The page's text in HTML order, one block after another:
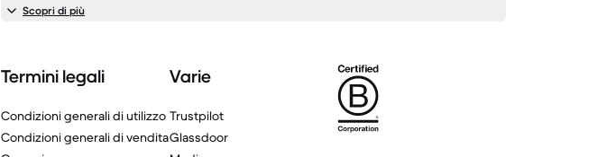
Scopri di più
Termini legali
Condizioni generali di utilizzo
Condizioni generali di vendita
Varie
Trustpilot
Glassdoor